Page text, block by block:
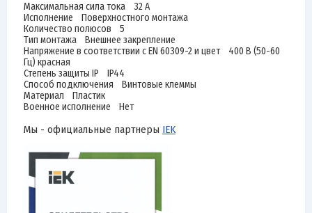
Максимальная сила тока 32 А
Исполнение Поверхностного монтажа
Количество полюсов 5
Тип монтажа Внешнее закрепление
Напряжение в соответствии с EN 60309-2 и цвет 400 В (50-60
Гц) красная
Степень защиты IP IP44
Способ подключения Винтовые клеммы
Материал Пластик
Военное исполнение Нет
Мы - официальные партнеры IEK